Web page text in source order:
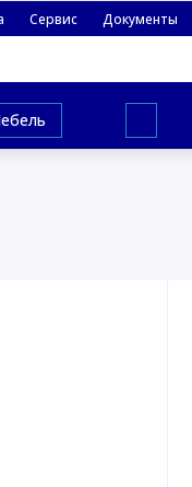
Сервис Документы